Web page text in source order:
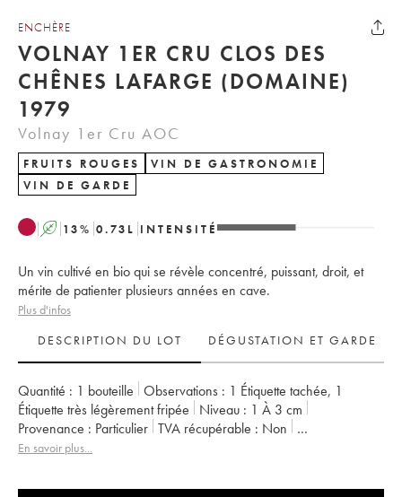
ENCHÈRE
VOLNAY 1ER CRU CLOS DES
CHÊNES LAFARGE (DOMAINE)
1979
Volnay 1er Cru AOC
FRUITS ROUGES
VIN DE GASTRONOMIE
VIN DE GARDE
A 13% 0.73 L INTENSITÉ
Un vin cultivé en bio qui se révèle concentré, puissant, droit, et
mérite de patienter plusieurs années en cave.
Plus d'infos
DESCRIPTION DU LOT
DÉGUSTATION ET GARDE
Quantité : 1 bouteille Observations : 1 Étiquette tachée, 1
Étiquette très légèrement fripée
Niveau : 1 À 3 cm
Provenance : particulier TVA récupérable :
non
Région :
Bourgogne
En savoir plus...